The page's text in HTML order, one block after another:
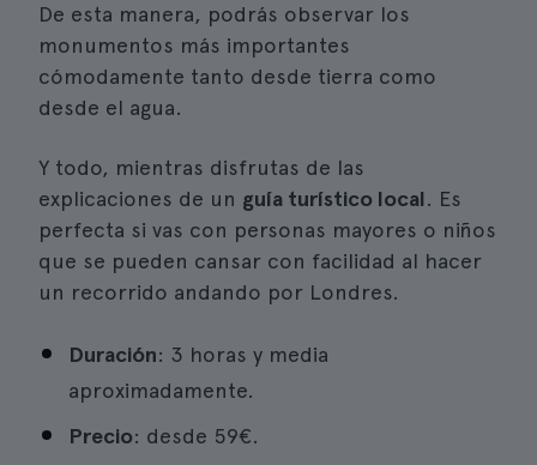
De esta manera, podrás observar los
monumentos más importantes
cómodamente tanto desde tierra como
desde el agua.
Y todo, mientras disfrutas de las
explicaciones de un guía turístico local. Es
perfecta si vas con personas mayores o niños
que se pueden cansar con facilidad al hacer
un recorrido andando por Londres.
Duración: 3 horas y media
aproximadamente.
Precio: desde 59€.